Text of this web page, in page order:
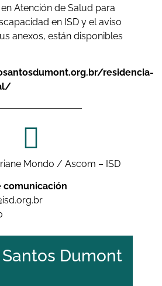
Atención de Salud para
en ISD y el aviso
anexos, están disponibles
residencia-
Mondo / Ascom – ISD
comunicación
Dumont